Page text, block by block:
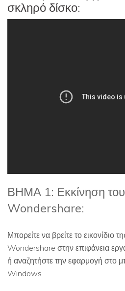
σκληρό δίσκο:
ΒΗΜΑ 1: Εκκίνηση του
Wondershare:
Μπορείτε να βρείτε το εικονίδιο
Wondershare στην επιφάνεια
ή αναζητήστε την εφαρμογή στο
Windows.